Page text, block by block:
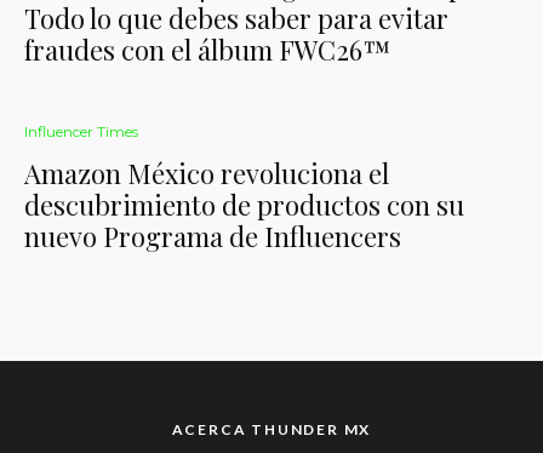
Todo lo que debes saber para evitar
fraudes con el álbum FWC26™
Influencer Times
Amazon México revoluciona el
descubrimiento de productos con su
nuevo Programa de Influencers
ACERCA THUNDER MX